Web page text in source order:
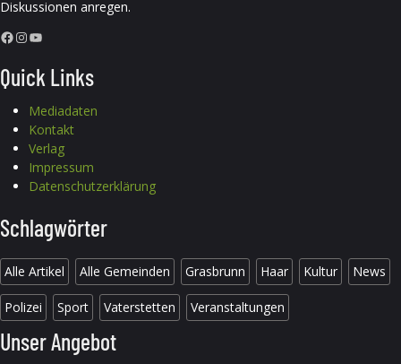
Diskussionen anregen.
Facebook InstagramYouTube
Quick Links
Mediadaten
Kontakt
Verlag
Impressum
Datenschutzerklärung
Schlagwörter
Alle Artikel Alle Gemeinden Grasbrunn Haar Kultur News
Polizei Sport Vaterstetten Veranstaltungen
Unser Angebot